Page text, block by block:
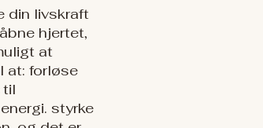
din livskraft
hjertet,
at
at: forløse
til
styrke